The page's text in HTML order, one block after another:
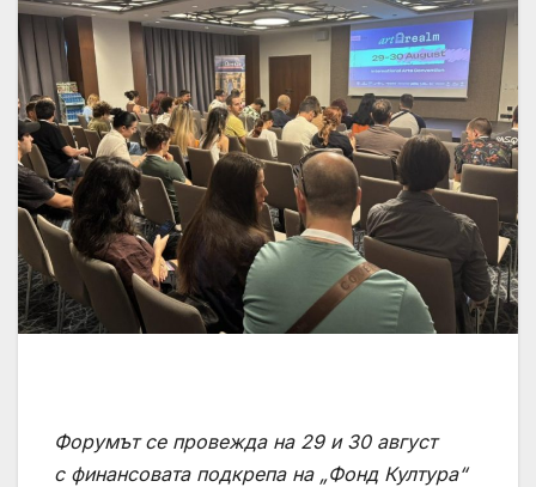
Форумът се провежда на 29 и 30 август
с финансовата подкрепа на „Фонд Култура“